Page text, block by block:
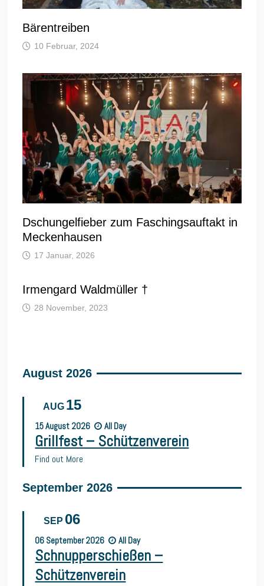
Bärentreiben
10 Februar, 2024
Dschungelfieber zum Faschingsauftakt in
Meckenhausen
17 Januar, 2026
Irmengard Waldmüller †
28 November, 2023
August 2026
AUG 15
15August 2026 All Day
Grillfest – Schützenverein
Find out More
September 2026
SEP 06
06 September2026 All Day
Schnupperschießen –
Schützenverein